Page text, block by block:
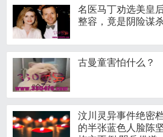
名医马丁劝选美皇
整容，竟是阴险谋
古曼童害怕什么？
汶川灵异事件绝密
的半张蓝色人脸陈